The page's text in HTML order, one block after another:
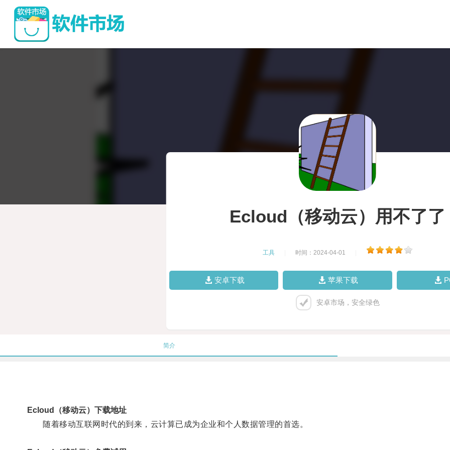
Ecloud（移动云）用不了了
工具 时间：2024-04-01
安卓下载 苹果下载
安卓市场，安全绿色
简介
Ecloud（移动云）下载地址
随着移动互联网时代的到来，云计算已成为企业和个人数据管理的首选。